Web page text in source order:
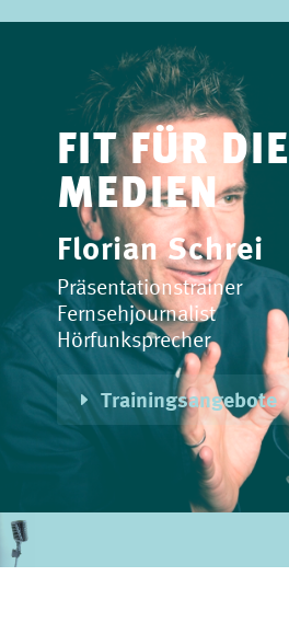
FIT FÜR DIE
MEDIEN
Florian Schrei
Präsentationstrainer
Fernsehjournalist
Hörfunksprecher
Trainingsangebote